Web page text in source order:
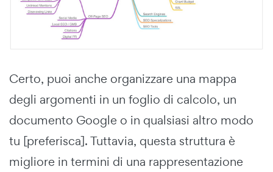
Certo, puoi anche organizzare una mappa
degli argomenti in un foglio di calcolo, un
documento Google o in qualsiasi altro modo
tu [preferisca]. Tuttavia, questa struttura è
migliore in termini di una rappresentazione